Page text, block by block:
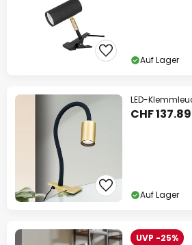
Auf Lager
LED-
CHF 137.89
Auf Lager
UVP -25%